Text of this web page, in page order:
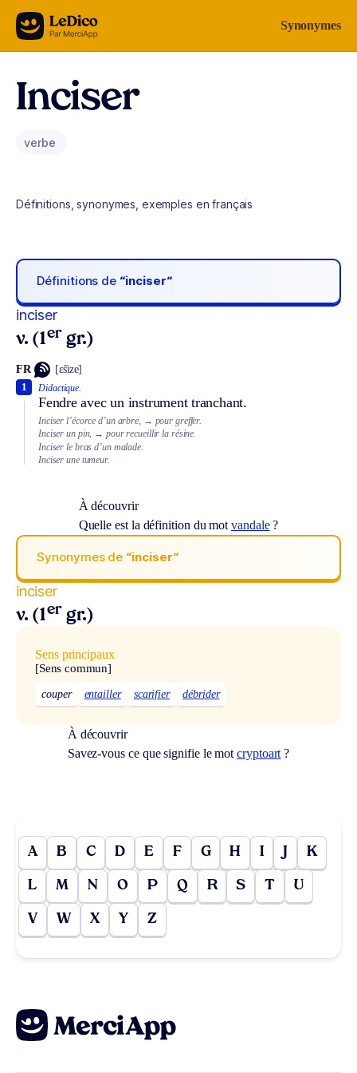
Aller au contenu Synonymes
Inciser
verbe
Définitions, synonymes, exemples en français
Définitions de “inciser“
inciser
v. (1er gr.)
FR [ɛ̃size]
Didactique.
Fendre avec un instrument tranchant.
1
Inciser l’écorce d’un arbre, → pour greffer.
Inciser un pin, → pour recueillir la résine.
Inciser le bras d’un malade.
Inciser une tumeur.
À découvrir
Quelle est la définition du motvandale?
Synonymes de “inciser“
inciser
v. (1er gr.)
Sens principaux
[Sens commun]
couper entailler scarifier débrider
À découvrir
Savez-vous ce que signifie le motcryptoart ?
A B C D E F G H I J K
L M N O P Q R S T U
V W X Y Z